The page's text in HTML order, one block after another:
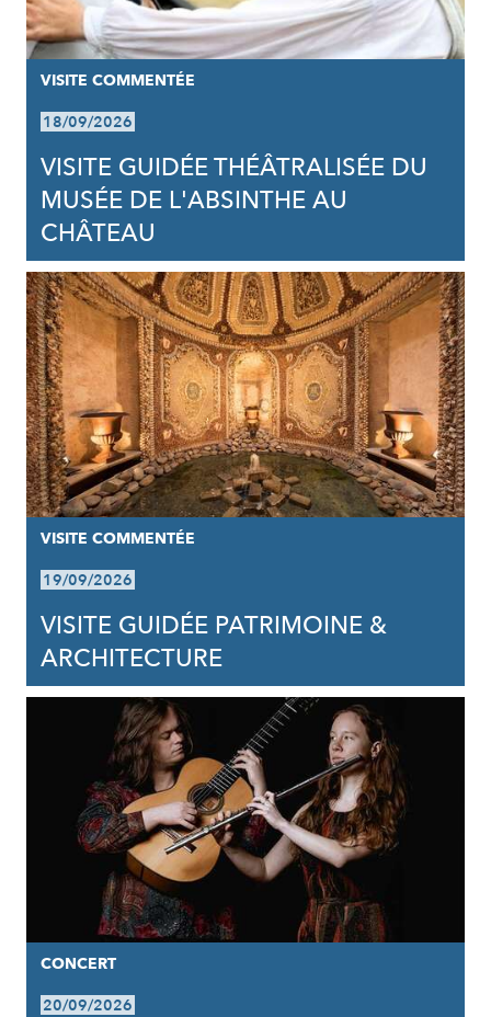
VISITE COMMENTÉE
18/09/2026
VISITE GUIDÉE THÉÂTRALISÉE DU
MUSÉE DE L'ABSINTHE AU
CHÂTEAU
VISITE COMMENTÉE
19/09/2026
VISITE GUIDÉE PATRIMOINE &
ARCHITECTURE
CONCERT
20/09/2026